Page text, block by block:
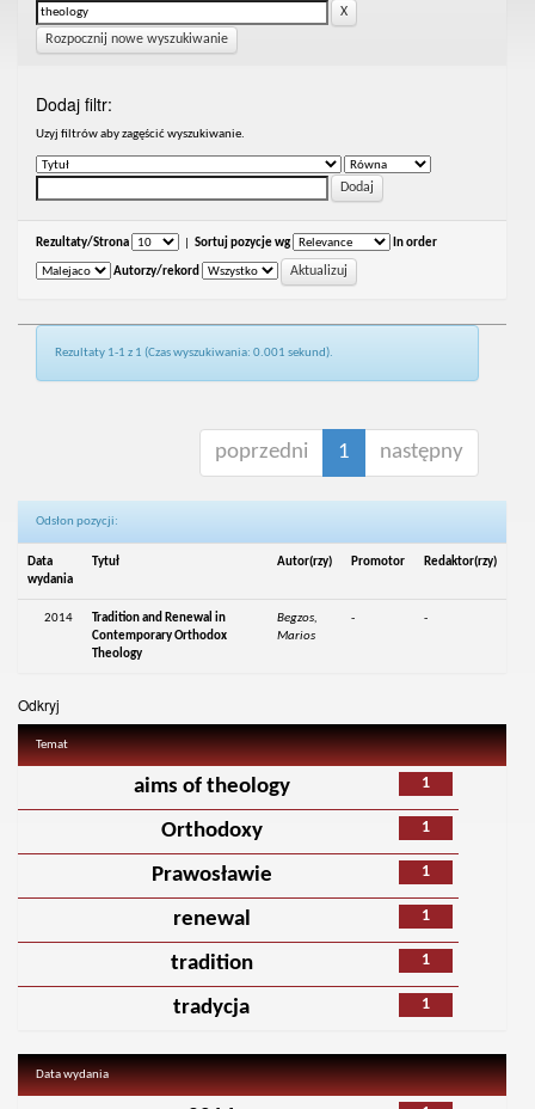
Rozpocznij nowe wyszukiwanie
Dodaj filtr:
Uzyj filtrów aby zagęścić wyszukiwanie.
Rezultaty/Strona Sortuj pozycje wg In order
Autorzy/rekord
Rezultaty 1-1 z 1 (Czas wyszukiwania: 0.001 sekund).
poprzedni 1 następny
Odsłon pozycji:
Data
wydania
Tytuł Autor(rzy) Promotor Redaktor(rzy)
2014
Tradition and Renewal in
Contemporary Orthodox
Theology
Begzos,
Marios
- -
Odkryj
Temat
1
aims of theology
1
Orthodoxy
1
Prawosławie
1
renewal
1
tradition
1
tradycja
Data wydania